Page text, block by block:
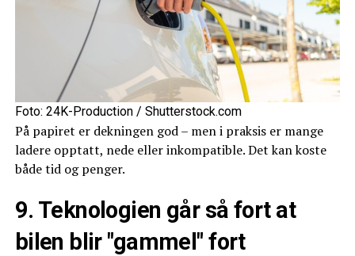
Foto: 24K-Production / Shutterstock.com
På papiret er dekningen god – men i praksis er mange
ladere opptatt, nede eller inkompatible. Det kan koste
både tid og penger.
9. Teknologien går så fort at
bilen blir "gammel" fort